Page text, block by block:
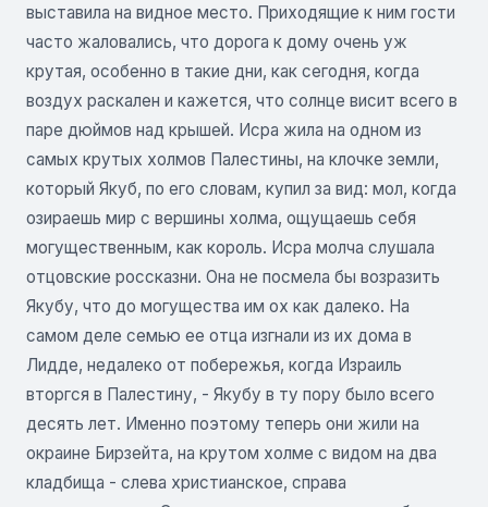
выставила на видное место. Приходящие к ним гости
часто жаловались, что дорога к дому очень уж
крутая, особенно в такие дни, как сегодня, когда
воздух раскален и кажется, что солнце висит всего в
паре дюймов над крышей. Исра жила на одном из
самых крутых холмов Палестины, на клочке земли,
который Якуб, по его словам, купил за вид: мол, когда
озираешь мир с вершины холма, ощущаешь себя
могущественным, как король. Исра молча слушала
отцовские россказни. Она не посмела бы возразить
Якубу, что до могущества им ох как далеко. На
самом деле семью ее отца изгнали из их дома в
Лидде, недалеко от побережья, когда Израиль
вторгся в Палестину, - Якубу в ту пору было всего
десять лет. Именно поэтому теперь они жили на
окраине Бирзейта, на крутом холме с видом на два
кладбища - слева христианское, справа